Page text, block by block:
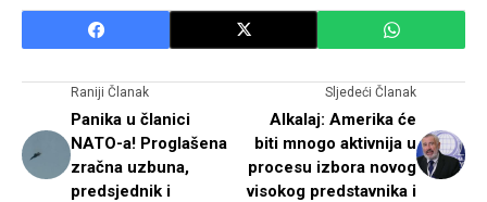
Raniji Članak
Panika u članici
NATO-a! Proglašena
zračna uzbuna,
predsjednik i
Sljedeći Članak
Alkalaj: Amerika će
biti mnogo aktivnija u
procesu izbora novog
visokog predstavnika i